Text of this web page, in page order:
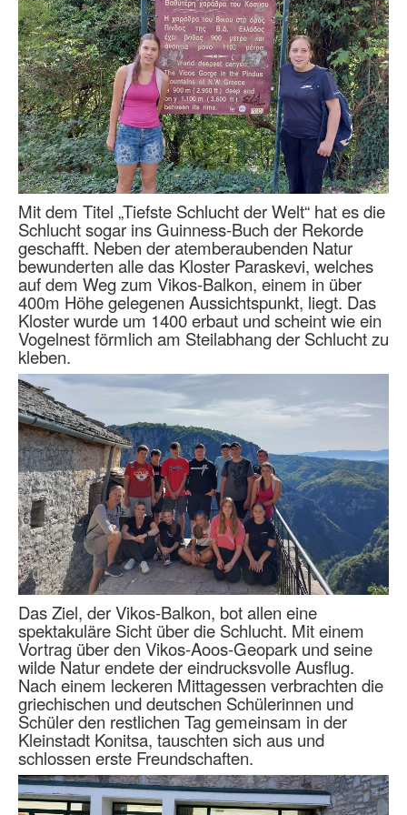
Mit dem Titel „Tiefste Schlucht der Welt“ hat es die
Schlucht sogar ins Guinness-Buch der Rekorde
geschafft. Neben der atemberaubenden Natur
bewunderten alle das Kloster Paraskevi, welches
auf dem Weg zum Vikos-Balkon, einem in über
400m Höhe gelegenen Aussichtspunkt, liegt. Das
Kloster wurde um 1400 erbaut und scheint wie ein
Vogelnest förmlich am Steilabhang der Schlucht zu
kleben.
Das Ziel, der Vikos-Balkon, bot allen eine
spektakuläre Sicht über die Schlucht. Mit einem
Vortrag über den Vikos-Aoos-Geopark und seine
wilde Natur endete der eindrucksvolle Ausflug.
Nach einem leckeren Mittagessen verbrachten die
griechischen und deutschen Schülerinnen und
Schüler den restlichen Tag gemeinsam in der
Kleinstadt Konitsa, tauschten sich aus und
schlossen erste Freundschaften.